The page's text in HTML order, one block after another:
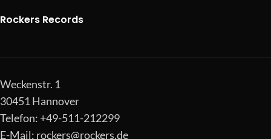
Rockers Records
Weckenstr. 1
30451 Hannover
Telefon: +49-511-212299
E-Mail: rockers@rockers.de